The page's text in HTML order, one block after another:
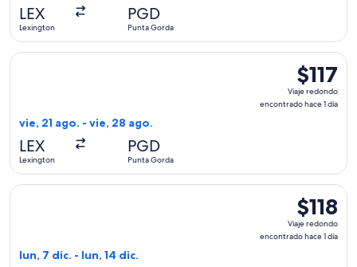
LEX
Lexington
PGD
Punta Gorda
$117
Viaje
redondo,
$117
Viaje redondo
encontrado hace 1 día
vie, 21 ago. - vie, 28 ago.
LEX
Lexington
PGD
Punta Gorda
Seleccionar vuelo de Allegiant Air, con salida el vie, 21
$118
Viaje
redondo,
$118
Viaje redondo
encontrado hace 1 día
lun, 7 dic. - lun, 14 dic.
Seleccionar vuelo de Allegiant Air, con salida el lun, 7 dic.